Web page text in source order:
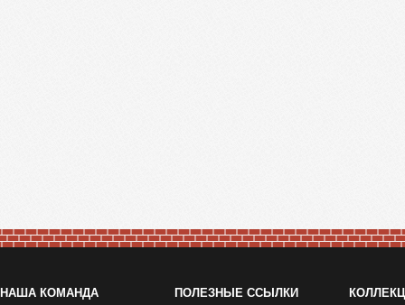
НАША КОМАНДА ПОЛЕЗНЫЕ ССЫЛКИ